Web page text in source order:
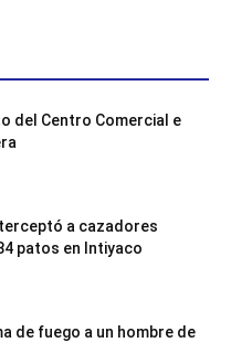
del Centro Comercial e
a cazadores
patos en Intiyaco
de fuego a un hombre de